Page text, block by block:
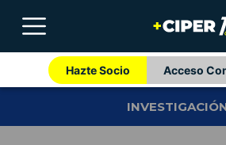
Hazte Socio Acceso